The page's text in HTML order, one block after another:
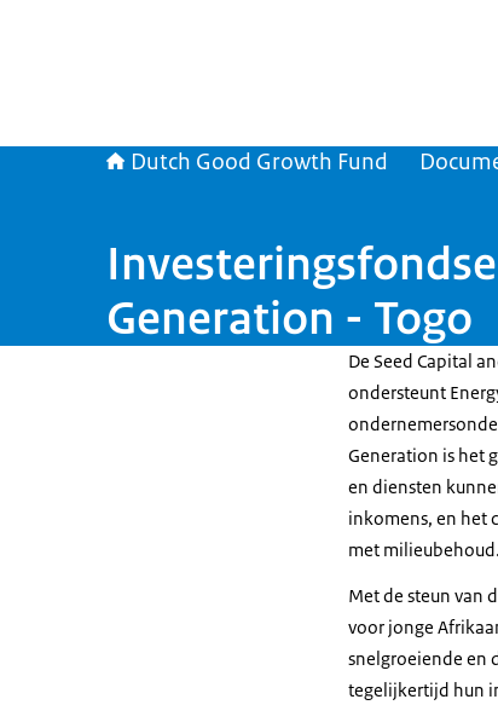
Dutch Good Growth Fund
Generation - Togo
De Seed Capital
ondersteunt
Generation is het
en diensten
inkomens, en het
met milieubehoud.
Met de steun van
voor jonge
snelgroeiende en
tegelijkertijd hun